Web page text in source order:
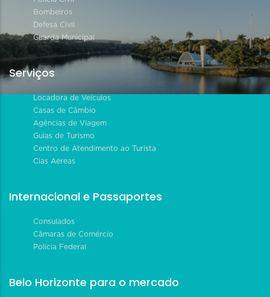
Bombeiros
Defesa Civil
Guarda Municipal
Serviços
Locadora de Veículos
Casas de Câmbio
Agências de Viagem
Guias de Turismo
Centro de Atendimento ao Turista
Cias Aéreas
Internacional e Passaportes
Consulados
Câmaras de Comércio
Polícia Federal
Belo Horizonte para o mercado